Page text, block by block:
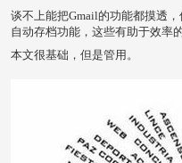
谈不上能把Gmail的功能都摸透
自动存档功能，这些有助于效率
本文很基础，但是管用。